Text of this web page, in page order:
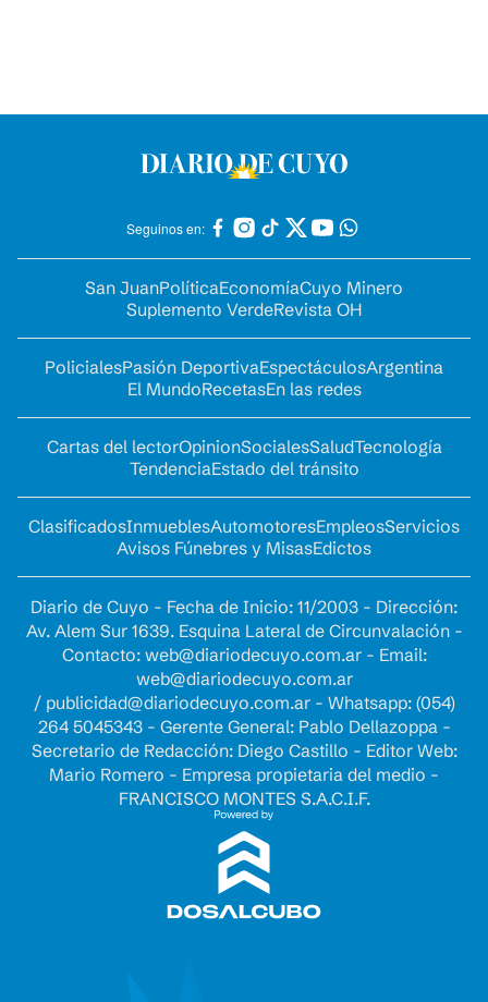
Seguinos en:
San JuanPolíticaEconomíaCuyo Minero
Suplemento VerdeRevista OH
PolicialesPasión DeportivaEspectáculosArgentina
El MundoRecetasEn las redes
Cartas del lectorOpinionSocialesSaludTecnología
TendenciaEstado del tránsito
ClasificadosInmueblesAutomotoresEmpleosServicios
Avisos Fúnebres y MisasEdictos
Diario de Cuyo - Fecha de Inicio: 11/2003 - Dirección:
Av. Alem Sur 1639. Esquina Lateral de Circunvalación -
Contacto: web@diariodecuyo.com.ar- Email:
web@diariodecuyo.com.ar
/ publicidad@diariodecuyo.com.ar- Whatsapp: (054)
264 5045343 - Gerente General: Pablo Dellazoppa -
Secretario de Redacción: Diego Castillo - Editor Web:
Mario Romero - Empresa propietaria del medio -
FRANCISCO MONTES S.A.C.I.F.